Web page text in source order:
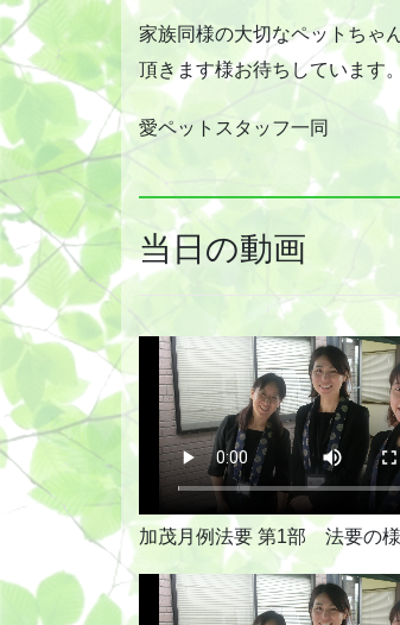
家族同様の大切なペットちゃ
頂きます様お待ちしています
愛ペットスタッフ一同
当日の動画
加茂月例法要 第1部 法要の